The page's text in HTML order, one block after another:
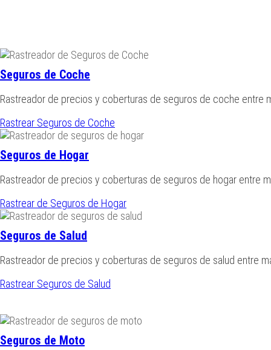
Seguros de Coche
Rastreador de precios y coberturas de seguros de coche entre
Rastrear Seguros de Coche
Seguros de Hogar
Rastreador de precios y coberturas de seguros de hogar entre
Rastrear de Seguros de Hogar
Seguros de Salud
Rastreador de precios y coberturas de seguros de salud entre
Rastrear Seguros de Salud
Seguros de Moto